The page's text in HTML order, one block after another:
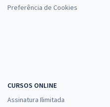
TRE MS - Tribunal Regional
Economize
Preferência de Cookies
CURSOS ONLINE
Assinatura Ilimitada